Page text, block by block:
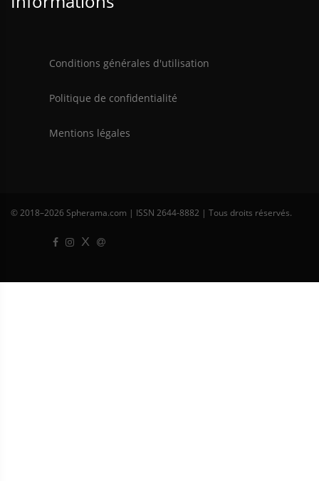
Conditions générales d'utilisation
Politique de confidentialité
Mentions légales
© 2018–2026 Spherama.com | ISSN 2644-8882 | Tous droits réservés.
X